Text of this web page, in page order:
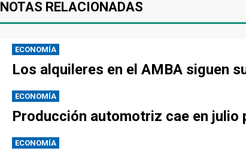
NOTAS RELACIONADAS
ECONOMÍA
Los alquileres en el AMBA siguen
ECONOMÍA
Producción automotriz cae en
ECONOMÍA